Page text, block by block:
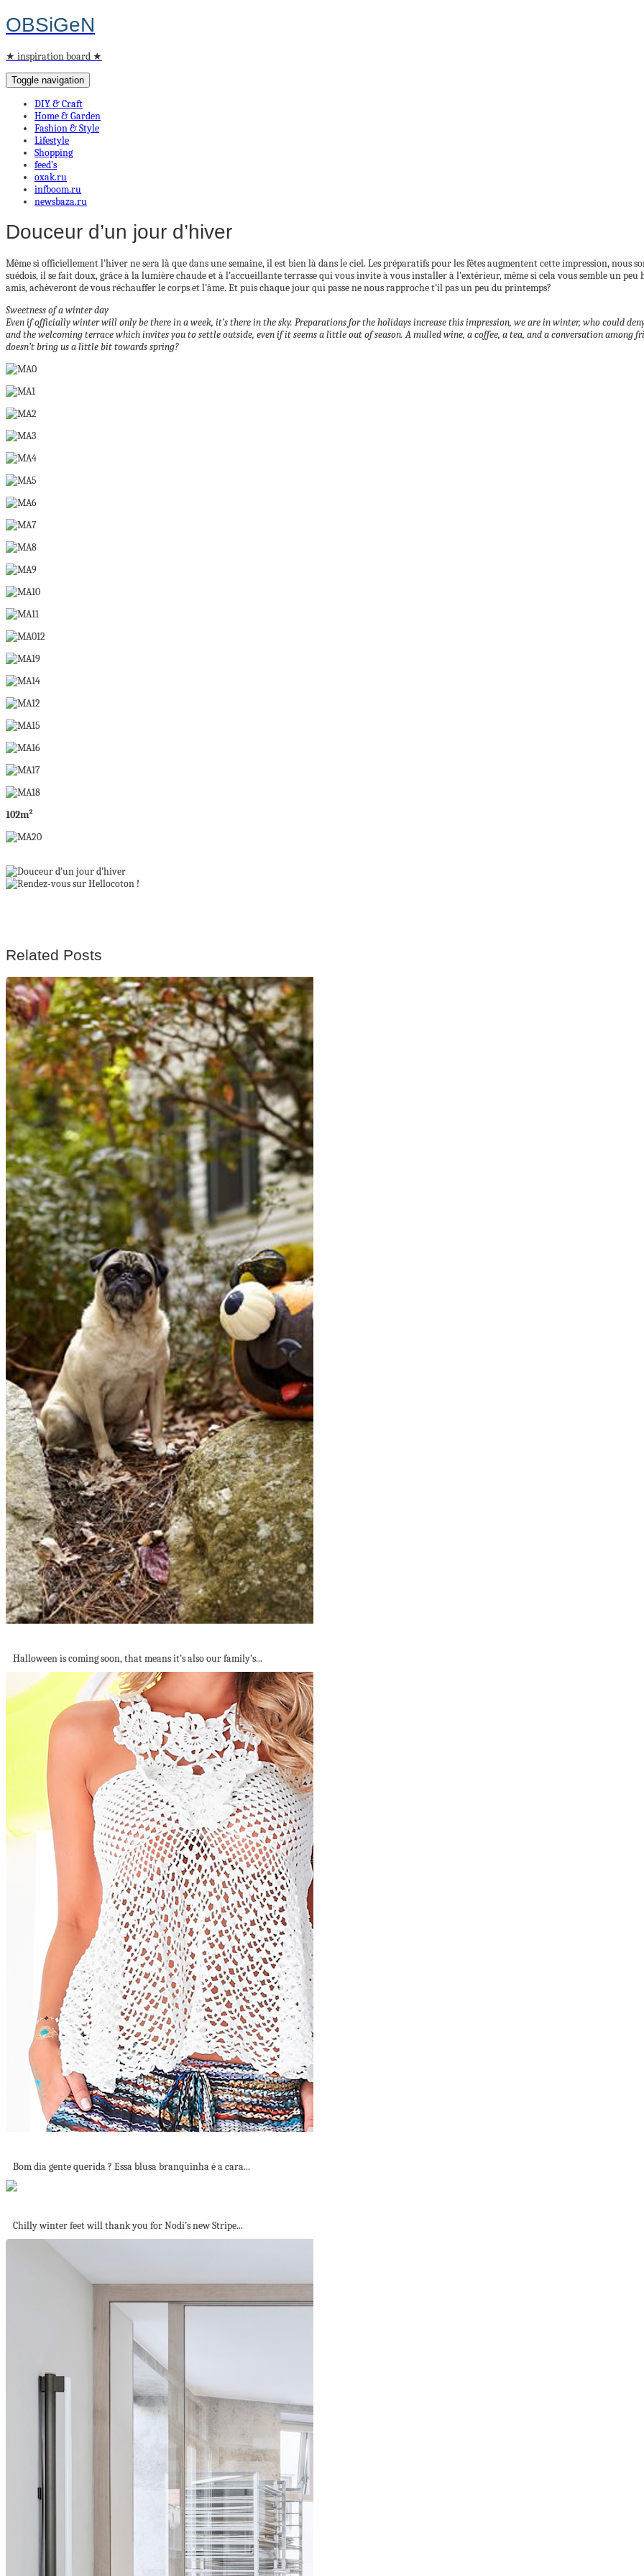
OBSiGeN
★ inspiration board ★
Toggle navigation
DIY & Craft
Home & Garden
Fashion & Style
Lifestyle
Shopping
feed’s
oxak.ru
infboom.ru
newsbaza.ru
Douceur d’un jour d’hiver
Même si officiellement l’hiver ne sera là que dans une semaine, il est bien là dans le ciel. Les préparatifs pour les fêtes augmentent cette impression,
suédois, il se fait doux, grâce à la lumière chaude et à l’accueillante terrasse qui vous invite à vous installer à l’extérieur, même si cela vous semble un
amis, achèveront de vous réchauffer le corps et l’âme. Et puis chaque jour qui passe ne nous rapproche t’il pas un peu du printemps?
Sweetness of a winter day
Even if officially winter will only be there in a week, it’s there in the sky. Preparations for the holidays increase this impression, we are in winter, who could
and the welcoming terrace which invites you to settle outside, even if it seems a little out of season. A mulled wine, a coffee, a tea, and a conversation among
doesn’t bring us a little bit towards spring?
102m²
Related Posts
Halloween is coming soon, that means it’s also our family’s...
Bom dia gente querida ? Essa blusa branquinha é a cara...
Chilly winter feet will thank you for Nodi’s new Stripe...